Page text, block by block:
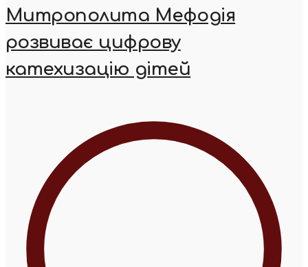
Митрополита Мефодія
розвиває цифрову
катехизацію дітей